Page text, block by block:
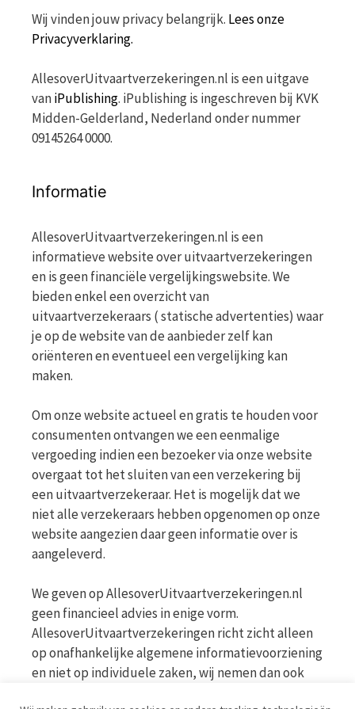
Wij vinden jouw privacy belangrijk. Lees onze
Privacyverklaring.
AllesoverUitvaartverzekeringen.nl is een uitgave
vaniPublishing. iPublishing is ingeschreven bij KVK
Midden-Gelderland, Nederland onder nummer
09145264 0000.
Informatie
AllesoverUitvaartverzekeringen.nl is een
informatieve website over uitvaartverzekeringen
en is geen financiële vergelijkingswebsite. We
bieden enkel een overzicht van
uitvaartverzekeraars ( statische advertenties) waar
je op de website van de aanbieder zelf kan
oriënteren en eventueel een vergelijking kan
maken.
Om onze website actueel en gratis te houden voor
consumenten ontvangen we een eenmalige
vergoeding indien een bezoeker via onze website
overgaat tot het sluiten van een verzekering bij
een uitvaartverzekeraar. Het is mogelijk dat we
niet alle verzekeraars hebben opgenomen op onze
website aangezien daar geen informatie over is
aangeleverd.
We geven op AllesoverUitvaartverzekeringen.nl
geen financieel advies in enige vorm.
AllesoverUitvaartverzekeringen richt zicht alleen
op onafhankelijke algemene informatievoorziening
en niet op individuele zaken, wij nemen dan ook